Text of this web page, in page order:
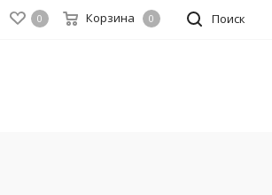
Поиск
0 Корзина 0